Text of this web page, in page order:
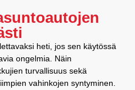
heti, jos sen käytössä
ongelmia. Näin
turvallisuus sekä
vahinkojen syntyminen.